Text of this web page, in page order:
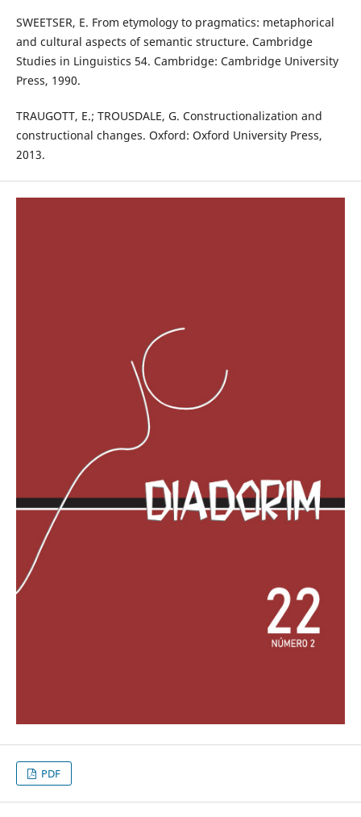
SWEETSER, E. From etymology to pragmatics: metaphorical
and cultural aspects of semantic structure. Cambridge
Studies in Linguistics 54. Cambridge: Cambridge University
Press, 1990.
TRAUGOTT, E.; TROUSDALE, G. Constructionalization and
constructional changes. Oxford: Oxford University Press,
2013.
PDF